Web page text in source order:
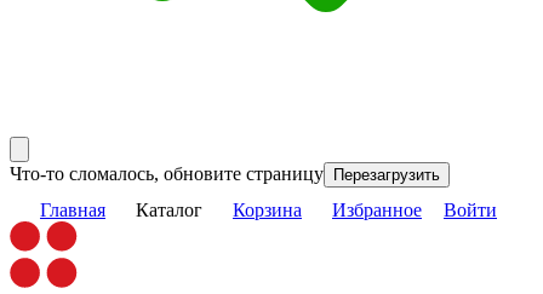
Что-то сломалось, обновите страницу Перезагрузить
Главная Каталог Корзина Избранное Войти